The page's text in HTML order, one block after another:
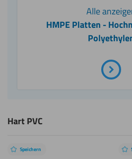
Alle
HMPE Platten -
Hart PVC
Speichern